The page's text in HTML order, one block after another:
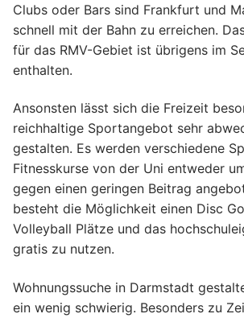
Clubs oder Bars sind Frankfurt und
schnell mit der Bahn zu erreichen.
für das RMV-Gebiet ist übrigens im
enthalten.
Ansonsten lässt sich die Freizeit
reichhaltige Sportangebot sehr
gestalten. Es werden verschiedene
Fitnesskurse von der Uni entweder
gegen einen geringen Beitrag
besteht die Möglichkeit einen Disc
Volleyball Plätze und das
gratis zu nutzen.
Wohnungssuche in Darmstadt
ein wenig schwierig. Besonders zu